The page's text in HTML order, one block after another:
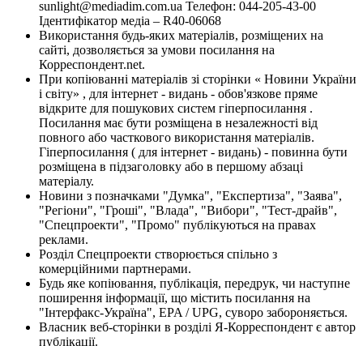
sunlight@mediadim.com.ua Телефон: 044-205-43-00
Ідентифікатор медіа – R40-06068
Використання будь-яких матеріалів, розміщених на
сайті, дозволяється за умови посилання на
Корреспондент.net.
При копіюванні матеріалів зі сторінки « Новини України
і світу» , для інтернет - видань - обов'язкове пряме
відкрите для пошукових систем гіперпосилання .
Посилання має бути розміщена в незалежності від
повного або часткового використання матеріалів.
Гіперпосилання ( для інтернет - видань) - повинна бути
розміщена в підзаголовку або в першому абзаці
матеріалу.
Новини з позначками "Думка", "Експертиза", "Заява",
"Регіони", "Гроші", "Влада", "Вибори", "Тест-драйв",
"Спецпроекти", "Промо" публікуються на правах
реклами.
Розділ Спецпроекти створюється спільно з
комерційними партнерами.
Будь яке копіювання, публікація, передрук, чи наступне
поширення інформації, що містить посилання на
"Інтерфакс-Україна", EPA / UPG, суворо забороняється.
Власник веб-сторінки в розділі Я-Корреспондент є автор
публікації.